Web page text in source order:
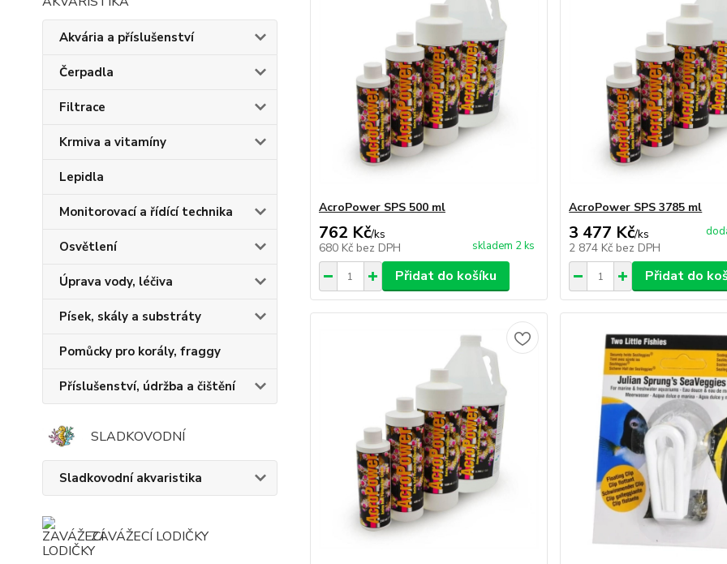
Akvária a příslušenství
Čerpadla
Filtrace
Krmiva a vitamíny
Lepidla
Monitorovací a řídící technika
Osvětlení
Úprava vody, léčiva
Písek, skály a substráty
Pomůcky pro korály, fraggy
Příslušenství, údržba a čištění
SLADKOVODNÍ
Sladkovodní akvaristika
ZAVÁŽECÍ LODIČKY
AcroPower SPS 500 ml
762 Kč/ks
680 Kč bez DPH skladem 2 ks
Přidat do košíku
AcroPower SPS 3785 ml
3 477 Kč/ks
2 874 Kč bez DPH
Přidat do